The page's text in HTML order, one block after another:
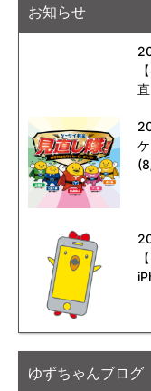
お知らせ
ゆずちゃんブログ